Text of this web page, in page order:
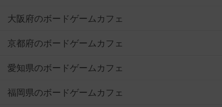
大阪府のボードゲームカフェ
京都府のボードゲームカフェ
愛知県のボードゲームカフェ
福岡県のボードゲームカフェ